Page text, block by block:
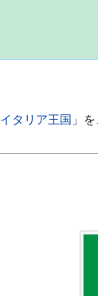
イタリア王国 」